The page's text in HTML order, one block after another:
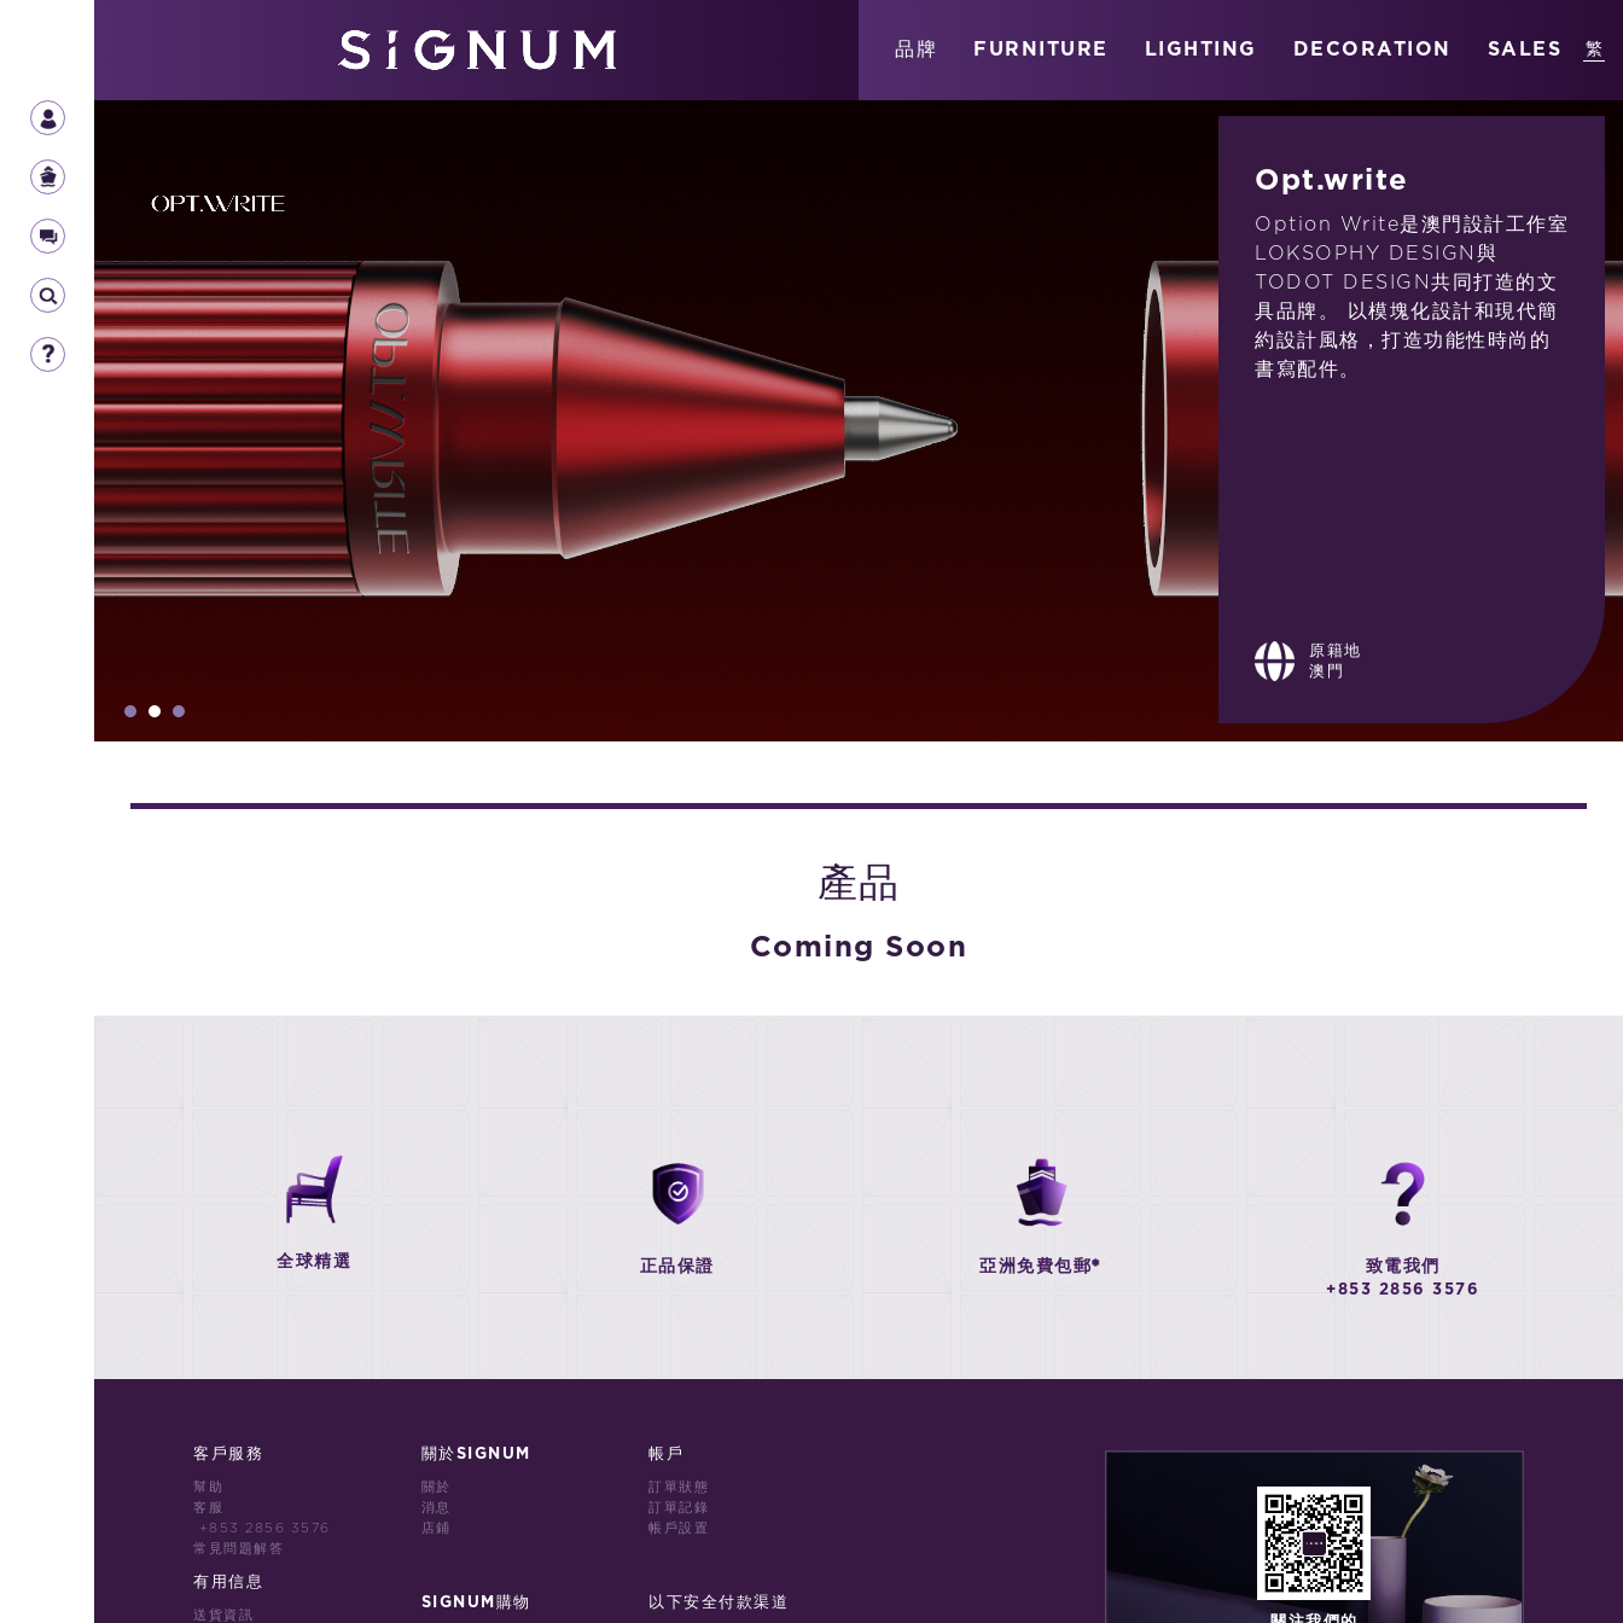
品牌 FURNITURE LIGHTING DECORATION SALES
Opt.write
Option Write是澳門設計工作室
LOKSOPHY DESIGN與
TODOT DESIGN共同打造的文
具品牌。 以模塊化設計和現代簡
約設計風格，打造功能性時尚的
書寫配件。
原籍地
澳門
產品
Coming Soon
全球精選 正品保證 亞洲免費包郵* 致電我們
+853 2856 3576
客戶服務
幫助
客服
+853 2856 3576
常見問題解答
有用信息
送貨資訊
關於SIGNUM
關於
消息
店鋪
SIGNUM購物
帳戶
訂單狀態
訂單記錄
帳戶設置
以下安全付款渠道